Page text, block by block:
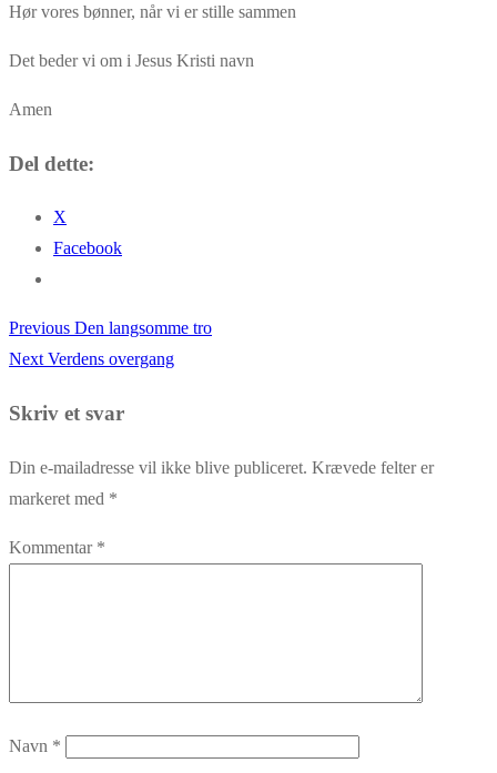
Hør vores bønner, når vi er stille sammen
Det beder vi om i Jesus Kristi navn
Amen
Del dette:
X
Facebook
Indlægsnavigation
Previous Previous
post:
Den langsomme tro
Next Next
Verdens overgang
Skriv et svar
Din e-mailadresse vil ikke blive publiceret. Krævede felter er
markeret med *
Kommentar *
Navn *